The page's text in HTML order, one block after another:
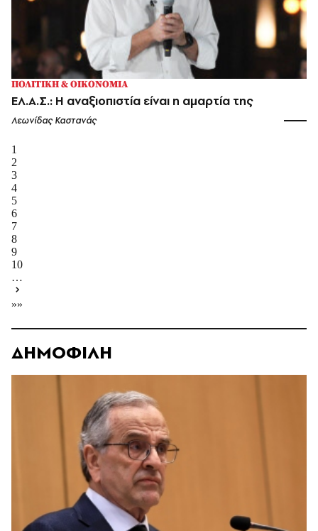
ΠΟΛΙΤΙΚΗ & ΟΙΚΟΝΟΜΙΑ
ΕΛ.Α.Σ.: Η αναξιοπιστία είναι η αμαρτία της
Λεωνίδας Καστανάς
1
2
3
4
5
6
7
8
9
10
…
»»
ΔΗΜΟΦΙΛΗ